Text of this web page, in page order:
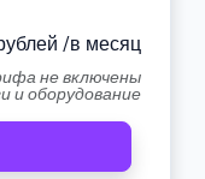
/в месяц
не включены
и оборудование